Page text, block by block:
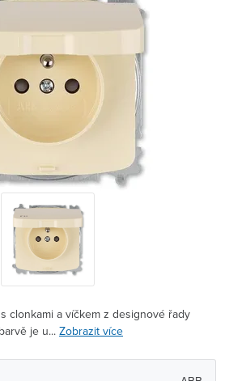
clonkami a víčkem z designové řady
je u... Zobrazit více